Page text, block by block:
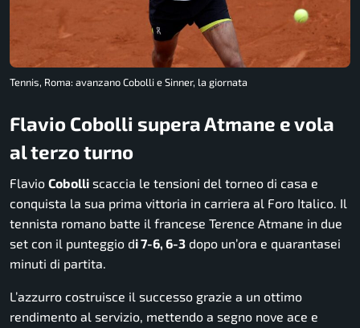
Tennis, Roma: avanzano Cobolli e Sinner, la giornata
Flavio Cobolli supera Atmane e vola
al terzo turno
Flavio Cobolli scaccia le tensioni del torneo di casa e
conquista la sua prima vittoria in carriera al Foro Italico. Il
tennista romano batte il francese Terence Atmane in due
set con il punteggio di 7-6, 6-3 dopo un’ora e quarantasei
minuti di partita.
L’azzurro costruisce il successo grazie a un ottimo
rendimento al servizio, mettendo a segno nove ace e